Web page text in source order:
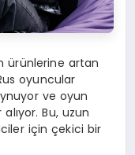
ürünlerine artan
oyuncular
ve oyun
Bu, uzun
için çekici bir